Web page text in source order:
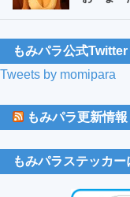
もみパラ公式Twitter
Tweets by momipara
もみパラ更新情報
もみパラステッカー